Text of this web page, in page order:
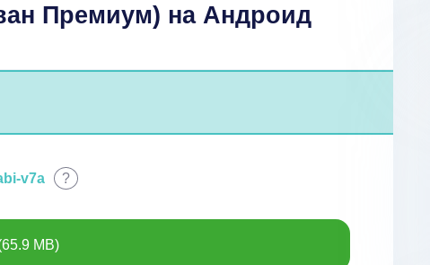
Премиум) на Андроид
v7a ?
MB)